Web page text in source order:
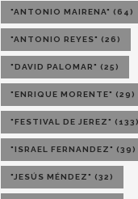
"ANTONIO MAIRENA" (64)
"ANTONIO REYES" (26)
"DAVID PALOMAR" (25)
"ENRIQUE MORENTE" (29)
"FESTIVAL DE JEREZ" (133)
"ISRAEL FERNANDEZ" (39)
"JESÚS MÉNDEZ" (32)